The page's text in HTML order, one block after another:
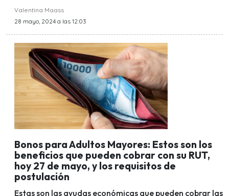
Valentina Maass
28 mayo, 2024 a las 12:03
Bonos para Adultos Mayores: Estos son los
beneficios que pueden cobrar con su RUT,
hoy 27 de mayo, y los requisitos de
postulación
Estas son las ayudas económicas que pueden cobrar las